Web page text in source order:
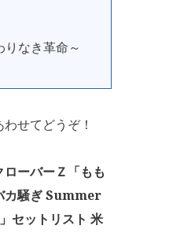
りなき革命～
せてどうぞ！
ローバーＺ「もも
カ騒ぎ Summer
セットリスト 米